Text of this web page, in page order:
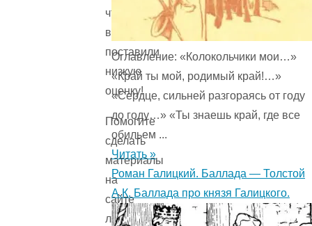
что
вы
поставили
низкую
оценку!
Помогите
сделать
материалы
на
сайте
лучше
Оглавление: «Колокольчики мои…»
«Край ты мой, родимый край!…»
«Сердце, сильней разгораясь от году
до году…» «Ты знаешь край, где все
обильем ...
Читать »
Роман Галицкий. Баллада — Толстой
А.К. Баллада про князя Галицкого.